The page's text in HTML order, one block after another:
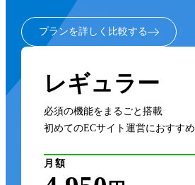
プランを詳しく比較する
レギュラー
必須の機能をまるごと搭載
初めてのECサイト運営におすすめ
月額